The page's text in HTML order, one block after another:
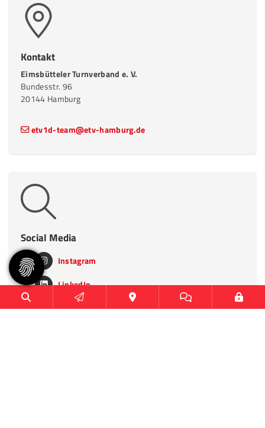
Kontakt
Eimsbütteler Turnverband e. V.
Bundesstr. 96
20144 Hamburg
etv1d-team@etv-hamburg.de
Social Media
Instagram
LinkedIn
TikTok